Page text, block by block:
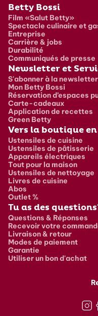
Pied de page
Betty Bossi
Film «Salut Betty»
Spectacle culinaire et
Entreprise
Carrière & jobs
Durabilité
Communiqués de presse
Newsletter et
S'abonner à la newsletter
Mon Betty Bossi
Réservation d’espaces
Carte-cadeaux
Application de recettes
Green Betty
Vers la boutique
Ustensiles de cuisine
Ustensiles de pâtisserie
Appareils électriques
Tout pour la maison
Ustensiles de nettoyage
Livres de cuisine
Abos
Outlet %
Tu as des
Questions & Réponses
Recevoir votre
Livraison & retour
Modes de paiement
Garantie
Utiliser un bon d'achat